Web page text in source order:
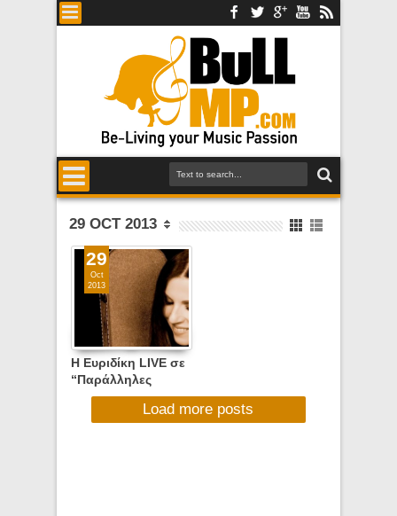
29 OCT 2013
Η Ευριδίκη LIVE σε
“Παράλληλες
Διαδρομές” με τον
Γιώργο Θεοφάνους
29
Oct
2013
Load more posts